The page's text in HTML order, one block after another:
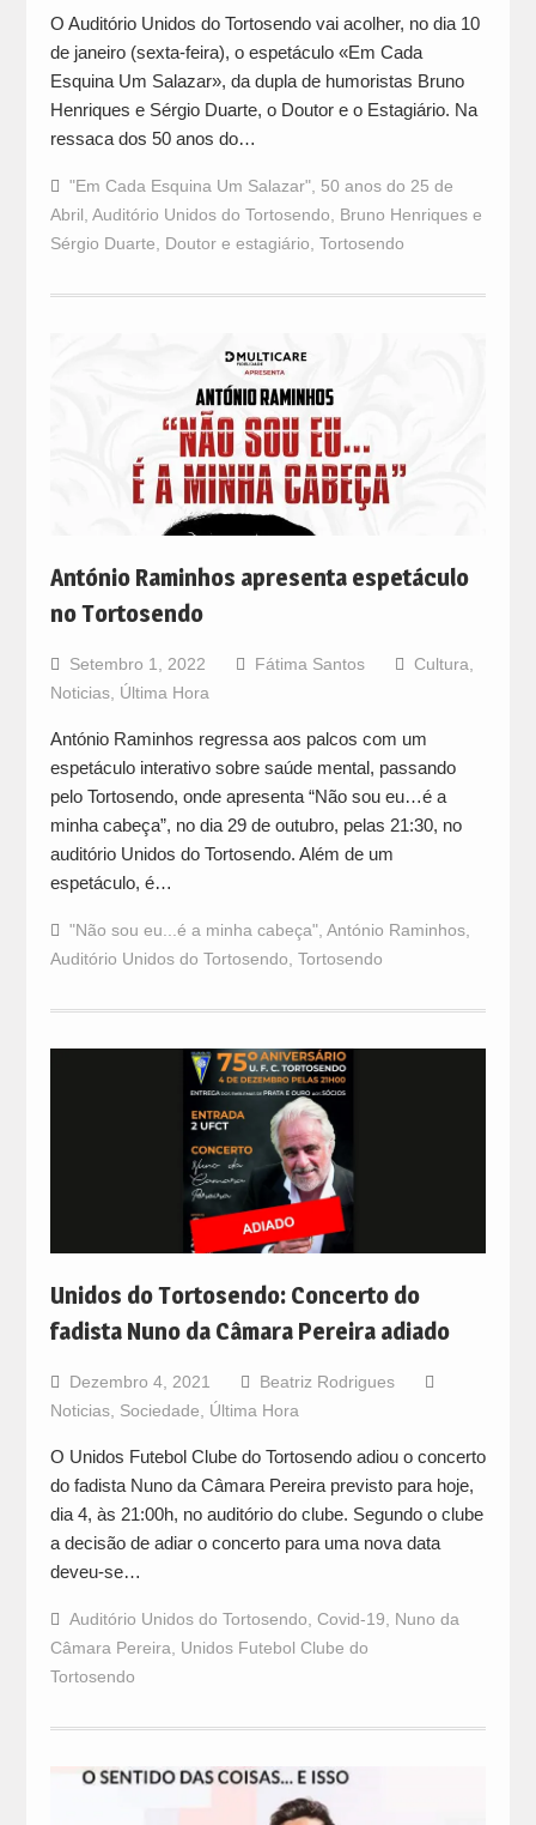
O Auditório Unidos do Tortosendo vai acolher, no dia 10
de janeiro (sexta-feira), o espetáculo «Em Cada
Esquina Um Salazar», da dupla de humoristas Bruno
Henriques e Sérgio Duarte, o Doutor e o Estagiário. Na
ressaca dos 50 anos do…
"Em Cada Esquina Um Salazar", 50 anos do 25 de
Abril Auditório Unidos do Tortosendo
Bruno Henriques e
Sérgio Duarte
Doutor e estagiário Tortosendo
António Raminhos apresenta espetáculo
no Tortosendo
Setembro 1, 2022 Fátima Santos Cultura
Noticias, Última Hora
António Raminhos regressa aos palcos com um
espetáculo interativo sobre saúde mental, passando
pelo Tortosendo, onde apresenta “Não sou eu…é a
minha cabeça”, no dia 29 de outubro, pelas 21:30, no
auditório Unidos do Tortosendo. Além de um
espetáculo, é…
"Não sou eu...é a minha cabeça", António Raminhos,
Auditório Unidos do Tortosendo Tortosendo
Unidos do Tortosendo: Concerto do
fadista Nuno da Câmara Pereira adiado
Dezembro 4, 2021
Beatriz Rodrigues
Noticias, Sociedade Última Hora
O Unidos Futebol Clube do Tortosendo adiou o concerto
do fadista Nuno da Câmara Pereira previsto para hoje,
dia 4, às 21:00h, no auditório do clube. Segundo o clube
a decisão de adiar o concerto para uma nova data
deveu-se…
Auditório Unidos do Tortosendo Covid-19
Nuno da
Câmara Pereira
Unidos Futebol Clube do
Tortosendo